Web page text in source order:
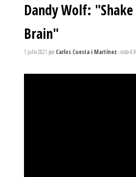
Dandy Wolf:
Brain"
1 julio 2021 porCarlos Cuesta i Martínez- visto